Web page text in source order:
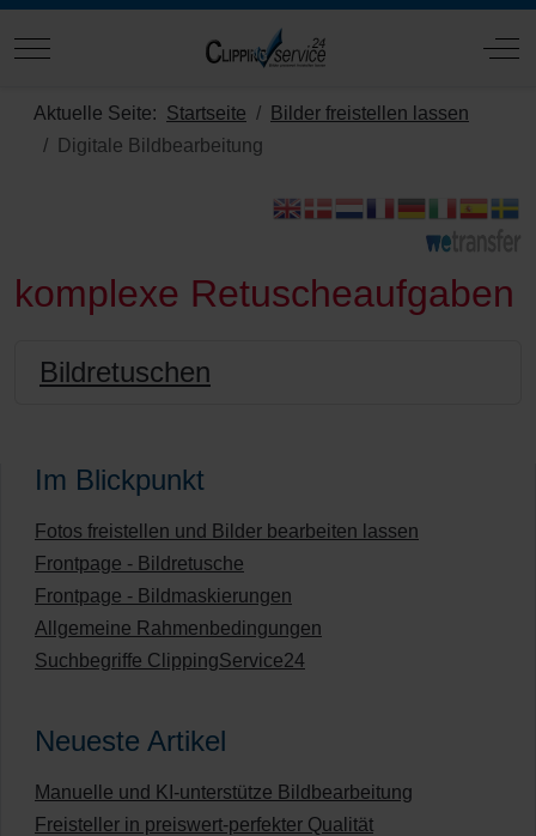
Mobile Menu Toggle Off-
Aktuelle Seite: Startseite
Bilder freistellen lassen
Digitale Bildbearbeitung
komplexe Retuscheaufgaben
Bildretuschen
Im Blickpunkt
Fotos freistellen und Bilder bearbeiten lassen
Frontpage - Bildretusche
Frontpage - Bildmaskierungen
Allgemeine Rahmenbedingungen
Suchbegriffe ClippingService24
Neueste Artikel
Manuelle und KI-unterstütze Bildbearbeitung
Freisteller in preiswert-perfekter Qualität